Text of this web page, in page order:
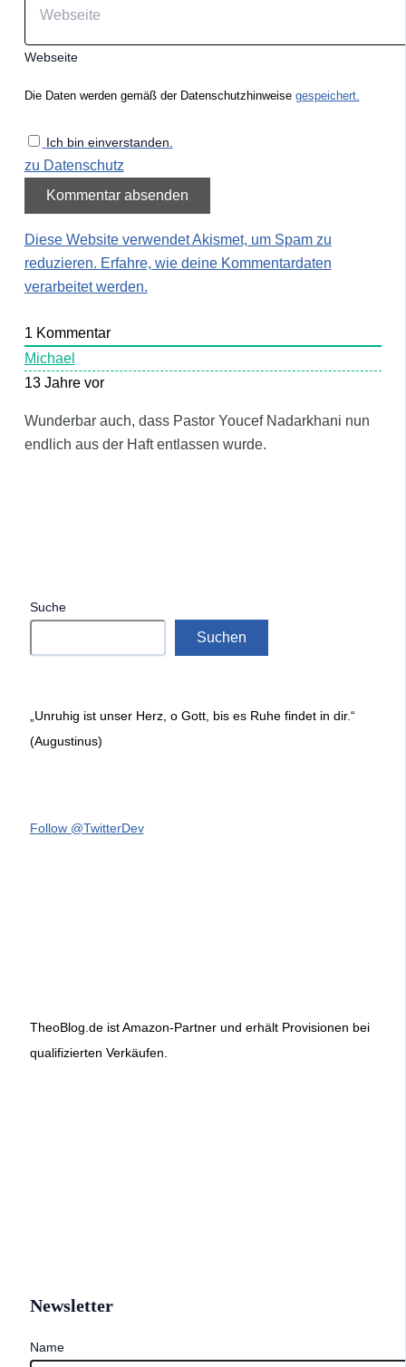
Webseite
Die Daten werden gemäß der Datenschutzhinweise gespeichert.
Ich bin einverstanden.
zu Datenschutz
Diese Website verwendet Akismet, um Spam zu
reduzieren. Erfahre, wie deine Kommentardaten
verarbeitet werden.
1 Kommentar
Michael
13 Jahre vor
Wunderbar auch, dass Pastor Youcef Nadarkhani nun
endlich aus der Haft entlassen wurde.
Suche
Suchen
„Unruhig ist unser Herz, o Gott, bis es Ruhe findet in dir.“
(Augustinus)
Follow @TwitterDev
TheoBlog.de ist Amazon-Partner und erhält Provisionen bei
qualifizierten Verkäufen.
Newsletter
Name